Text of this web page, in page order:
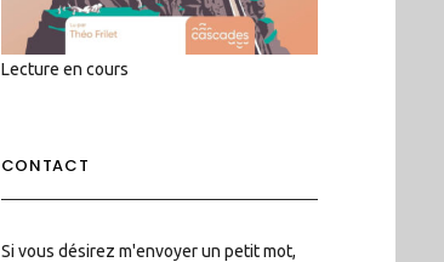
Lecture en cours
CONTACT
Si vous désirez m'envoyer un petit mot,